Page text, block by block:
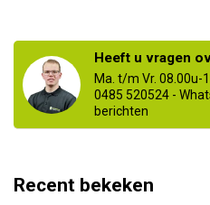
Heeft u vragen
Ma. t/m Vr. 08.00u-
0485 520524 -
berichten
Recent bekeken